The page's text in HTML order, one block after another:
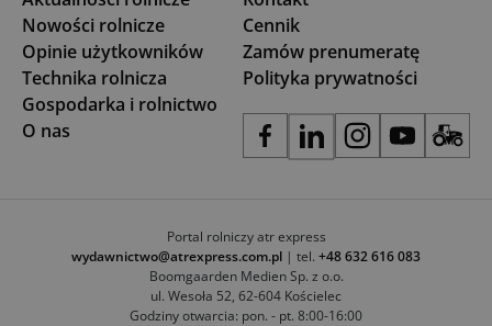
Nowości rolnicze
Opinie użytkowników
Technika rolnicza
Gospodarka i rolnictwo
O nas
Cennik
Zamów prenumeratę
Polityka prywatności
Portal rolniczy atr express
wydawnictwo@atrexpress.com.pl | tel. +48 632 616 083
Boomgaarden Medien Sp. z o.o.
ul. Wesoła 52, 62-604 Kościelec
Godziny otwarcia: pon. - pt. 8:00-16:00